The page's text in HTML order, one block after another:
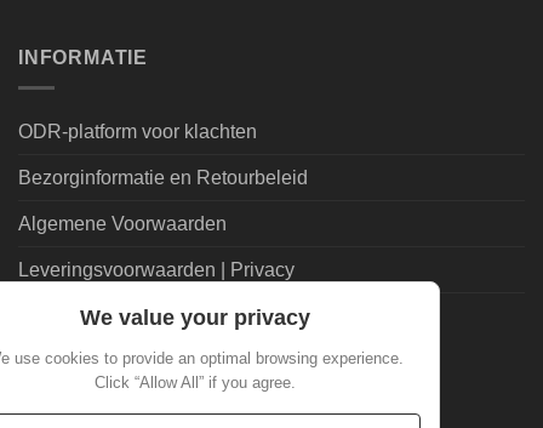
INFORMATIE
ODR-platform voor klachten
Bezorginformatie en Retourbeleid
Algemene Voorwaarden
Leveringsvoorwaarden | Privacy
Goedkoopdrank.nl Informatie
ALGEMEEN
We value your privacy
use cookies to provide an optimal browsing experience.
Click “Allow All” if you agree.